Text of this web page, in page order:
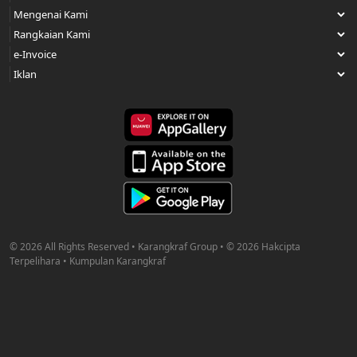
© 2026 All Rights Reserved • Karangkraf Group • © 2026 Hakcipta
Terpelihara • Kumpulan Karangkraf